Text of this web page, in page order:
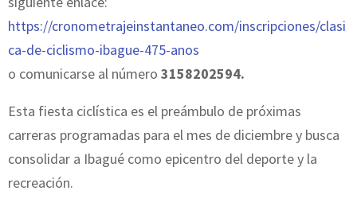
https://cronometrajeinstantaneo.com/inscripciones/clasi
ca-de-ciclismo-ibague-475-anos
o comunicarse al número 3158202594.
Esta fiesta ciclística es el preámbulo de próximas
carreras programadas para el mes de diciembre y busca
consolidar a Ibagué como epicentro del deporte y la
recreación.